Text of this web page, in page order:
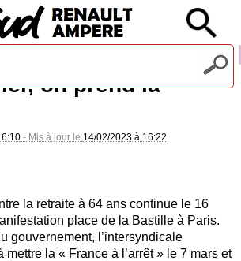
on prend la
- Mis à jour le 14/02/2023 à 16:22
la retraite à 64 ans continue le 16
place de la Bastille à Paris.
gouvernement, l’intersyndicale
la « France à l’arrêt » le 7 mars et